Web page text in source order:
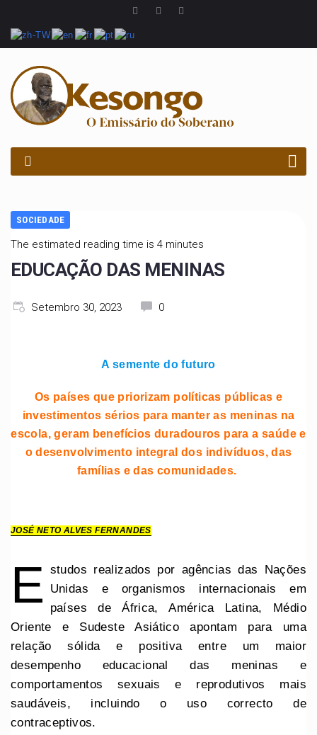
SOCIEDADE
The estimated reading time is 4 minutes
EDUCAÇÃO DAS MENINAS
Setembro 30, 2023 0
A semente do futuro
Os países que priorizam políticas públicas e
investimentos sérios para manter as meninas na
escola, geram benefícios duradouros para a saúde e
o desenvolvimento integral dos indivíduos, das
famílias e das comunidades.
JOSÉ NETO ALVES FERNANDES
E studos realizados por agências das Nações
Unidas e organismos internacionais em
países de África, América Latina, Médio
Oriente e Sudeste Asiático apontam para uma
relação sólida e positiva entre um maior
desempenho educacional das meninas e
comportamentos sexuais e reprodutivos mais
saudáveis, incluindo o uso correcto de
contraceptivos.
PROCURAR